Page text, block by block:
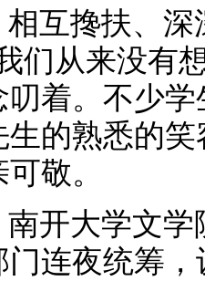
相互搀扶、
们从来没有
叨着。不少
生的熟悉的
敬。
开大学文
连夜统筹